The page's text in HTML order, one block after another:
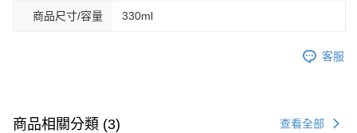
商品尺寸/容量 330ml
客服
商品相關分類 (3) 查看全部